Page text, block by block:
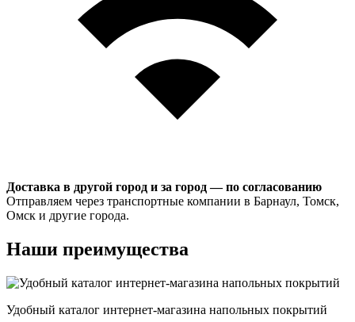
Доставка в другой город и за город — по согласованию
Отправляем через транспортные компании в Барнаул, Томск,
Омск и другие города.
Наши преимущества
Удобный каталог интернет-магазина напольных покрытий